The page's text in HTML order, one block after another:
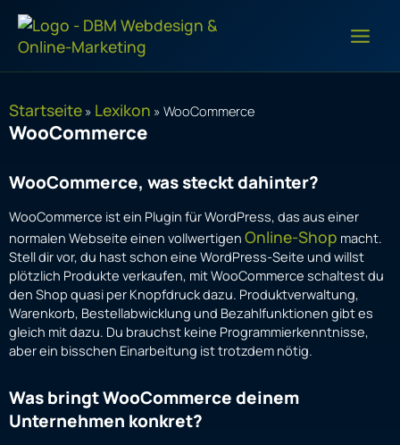
Zum
Inhalt
springen
Startseite » Lexikon » WooCommerce
WooCommerce
WooCommerce, was steckt dahinter?
WooCommerce ist ein Plugin für WordPress, das aus einer
normalen Webseite einen vollwertigen Online-Shop macht.
Stell dir vor, du hast schon eine WordPress-Seite und willst
plötzlich Produkte verkaufen, mit WooCommerce schaltest du
den Shop quasi per Knopfdruck dazu. Produktverwaltung,
Warenkorb, Bestellabwicklung und Bezahlfunktionen gibt es
gleich mit dazu. Du brauchst keine Programmierkenntnisse,
aber ein bisschen Einarbeitung ist trotzdem nötig.
Was bringt WooCommerce deinem
Unternehmen konkret?